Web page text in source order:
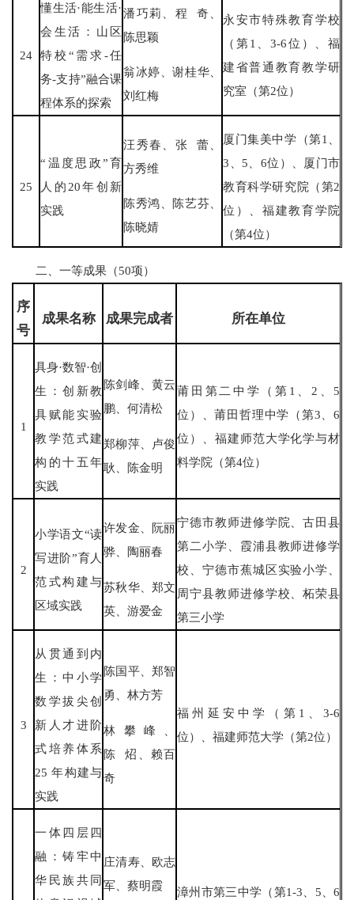
24
懂生活·能生活·
会生活：山区
特校“需求-任
务-支持”融合课
程体系的探索
潘巧莉、程 奇、
陈思颖
翁冰婷、谢桂华、
刘红梅
永安市特殊教育学校
（第1、3-6位）、福
建省普通教育教学研
究室（第2位）
25
“温度思政”育
人的20年创新
实践
汪秀春、张 蕾、
方秀维
陈秀鸿、陈艺芬、
陈晓婧
厦门集美中学（第1、
3、5、6位）、厦门市
教育科学研究院（第2
位）、福建教育学院
（第4位）
二、一等成果（50项）
序
号
成果名称 成果完成者 所在单位
1
具身·数智·创
生：创新教
具赋能实验
教学范式建
构的十五年
实践
陈剑峰、黄云
鹏、何清松
郑柳萍、卢俊
耿、陈金明
莆田第二中学（第1、2、5
位）、莆田哲理中学（第3、6
位）、福建师范大学化学与材
料学院（第4位）
2
小学语文“读
写进阶”育人
范式构建与
区域实践
许发金、阮丽
骅、陶丽春
苏秋华、郑文
英、游爱金
宁德市教师进修学院、古田县
第二小学、霞浦县教师进修学
校、宁德市蕉城区实验小学、
周宁县教师进修学校、柘荣县
第三小学
3
从贯通到内
生：中小学
数学拔尖创
新人才进阶
式培养体系
25 年构建与
实践
陈国平、郑智
勇、林方芳
林攀峰、
陈 炤、赖百
奇
福州延安中学（第1、3-6
位）、福建师范大学（第2位）
一体四层四
融：铸牢中
华民族共同
庄清寿、欧志
军、蔡明霞
漳州市第三中学（第1-3、5、6